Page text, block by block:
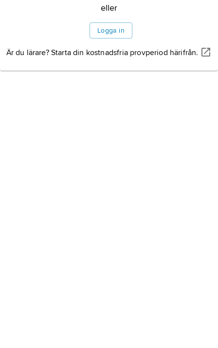
Information om artikeln
eller
Logga in
Är du lärare? Starta din kostnadsfria provperiod härifrån.